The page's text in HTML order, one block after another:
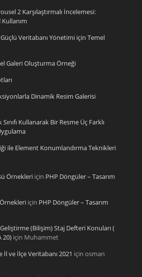
2 Karşılaştırmalı İncelemesi:
Veritabanı Yönetimi için Temel
Galeri Oluşturma Örneği
Dinamik Resim Galerisi
Kullanarak Bir Resme Üç Farklı
ile Element Konumlandırma Teknikleri
Örnekleriiçin PHP Döngüler – Tasarım
için PHP Döngüler – Tasarım
Geliştirme (Bilişim) Staj Defteri Konuları (
20)için Muhammet
İl ve İlçe Veritabanı 2021 için osman